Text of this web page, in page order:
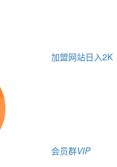
加盟网站日入2K
会员群VIP